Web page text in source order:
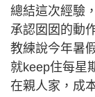
總結這次經驗
承認囡囡的動
教練說今年暑
就keep住每星
在親人家，成